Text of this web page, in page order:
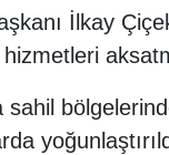
İlkay